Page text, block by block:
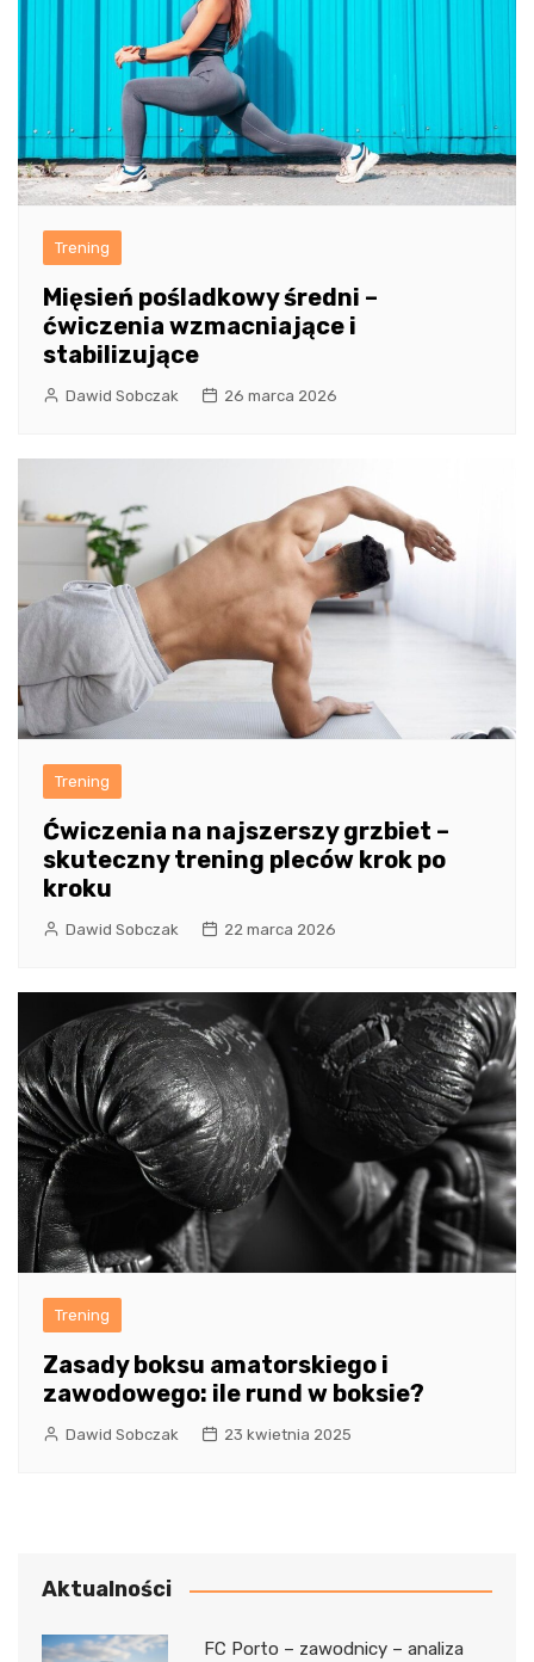
Trening
Mięsień pośladkowy średni –
ćwiczenia wzmacniające i
stabilizujące
Dawid Sobczak 26 marca 2026
Trening
Ćwiczenia na najszerszy grzbiet –
skuteczny trening pleców krok po
kroku
Dawid Sobczak 22 marca 2026
Trening
Zasady boksu amatorskiego i
zawodowego: ile rund w boksie?
Dawid Sobczak 23 kwietnia 2025
Aktualności
FC Porto – zawodnicy – analiza